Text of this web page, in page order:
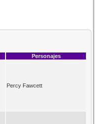
Personajes
Percy Fawcett